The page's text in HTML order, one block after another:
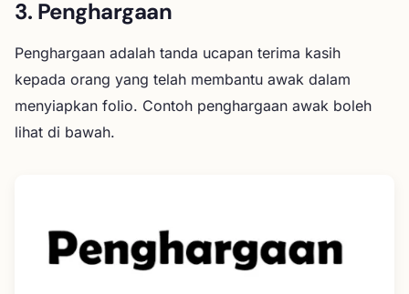
3. Penghargaan
Penghargaan adalah tanda ucapan terima kasih
kepada orang yang telah membantu awak dalam
menyiapkan folio. Contoh penghargaan awak boleh
lihat di bawah.